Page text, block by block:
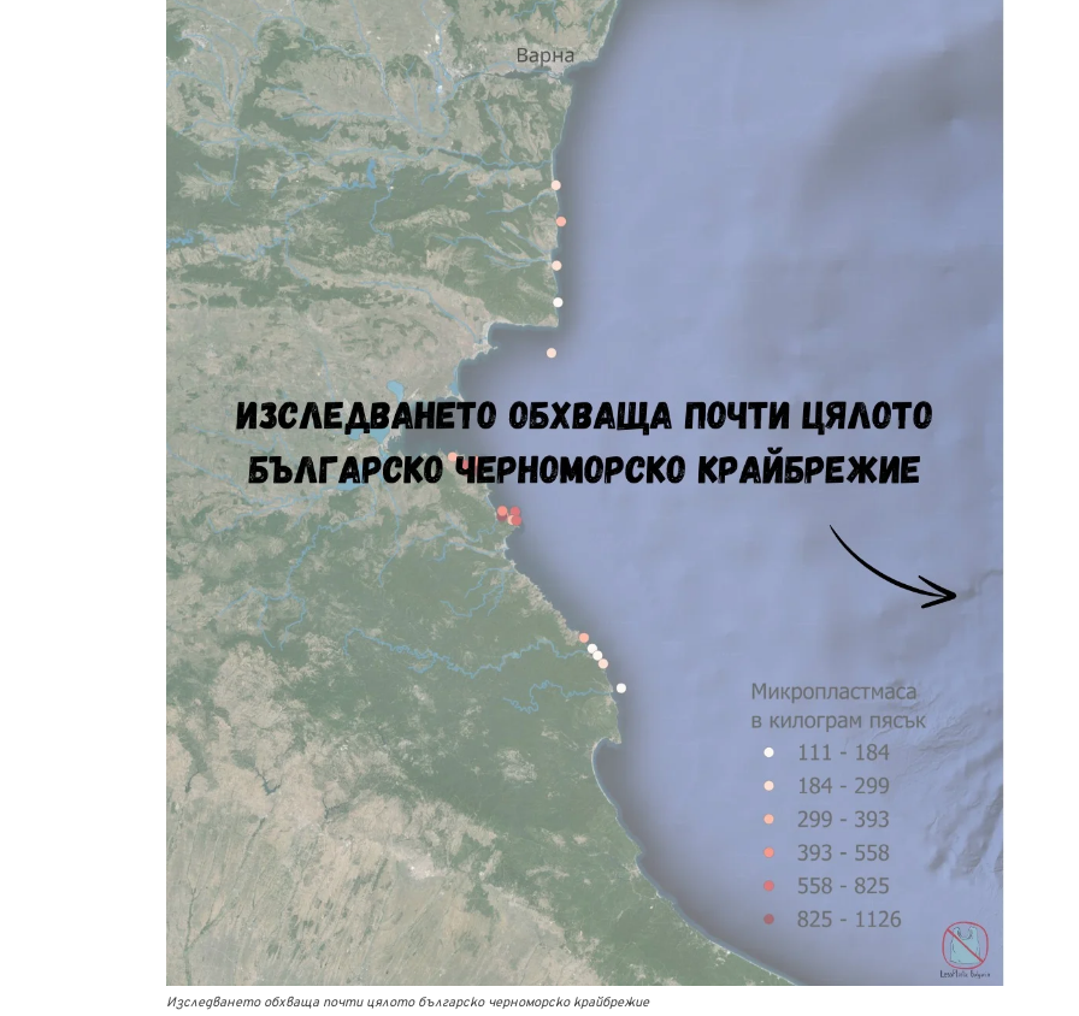
Изследването обхваща почти цялото българско черноморско крайбрежие